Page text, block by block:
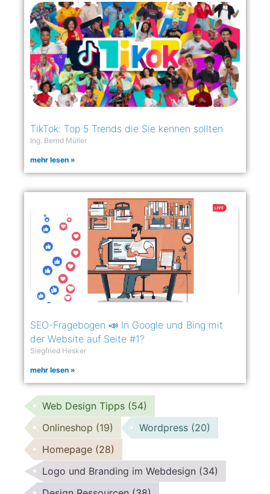
TikTok: Top 5 Trends die Sie kennen sollten
Ing. Bernd Müller
mehr lesen »
SEO-Fragebogen 📣 In Google und Bing mit
der Website auf Seite #1?
Siegfried Hesker
mehr lesen »
Web Design Tipps (54)
Onlineshop (19) Wordpress (20)
Homepage (28)
Logo und Branding im Webdesign (34)